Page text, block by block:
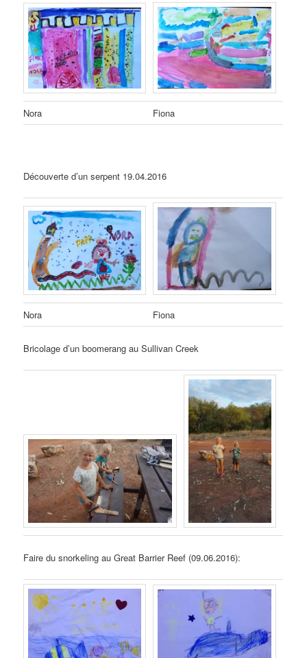
Nora Fiona
Découverte d’un serpent 19.04.2016
Nora Fiona
Bricolage d’un boomerang au Sullivan Creek
Faire du snorkeling au Great Barrier Reef (09.06.2016):